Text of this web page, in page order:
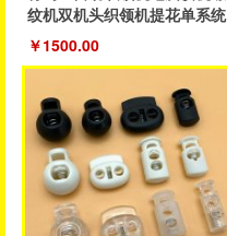
纹机双机头织领机提花单系统
织领机
￥1500.00